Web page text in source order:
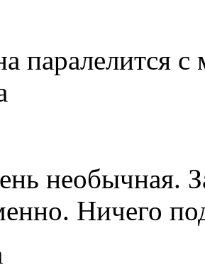
паралелится
необычная.
Ничего